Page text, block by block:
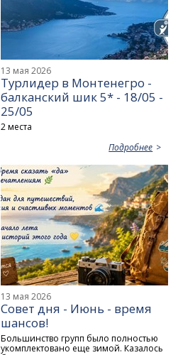
13 мая 2026
Турлидер в Монтенегро -
балканский шик 5* - 18/05 -
25/05
2 места
Подробнее
13 мая 2026
Совет дня - Июнь - время
шансов!
Большинство групп было полностью
укомплектовано еще зимой. Казалось